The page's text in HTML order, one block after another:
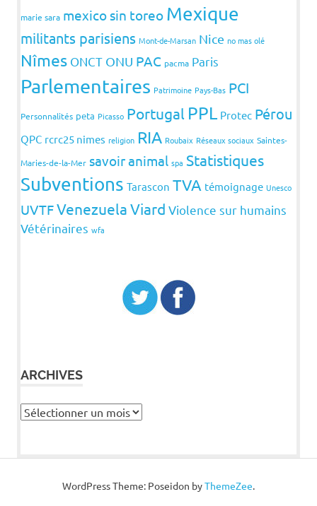
marie sara mexico sin toreo Mexique
militants parisiens Mont-de-Marsan Nice no mas olé
Nîmes ONCT ONU PAC pacma Paris
Parlementaires Patrimoine Pays-Bas PCI
Personnalités peta Picasso Portugal PPL Protec Pérou
QPC rcrc25 nimes religion RIA Roubaix Réseaux sociaux Saintes-
Maries-de-la-Mer savoir animal spa Statistiques
Subventions Tarascon TVA témoignage Unesco
UVTFVenezuelaViard Violence sur humains
Vétérinaires wfa
ARCHIVES
Archives
WordPress Theme: Poseidon byThemeZee.